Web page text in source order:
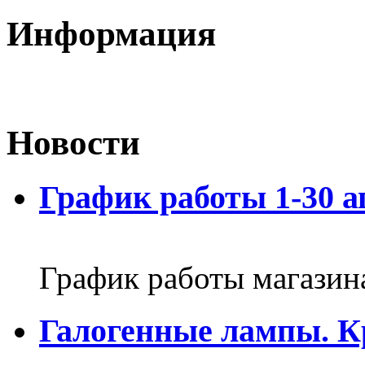
Информация
Новости
График работы 1-30
График работы
Галогенные лампы.